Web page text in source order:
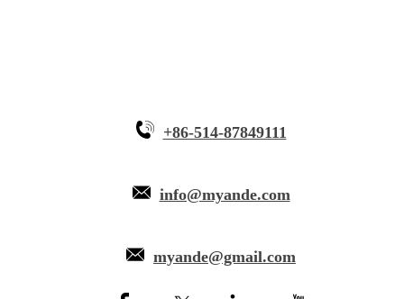
+86-514-87849111
info@myande.com
myande@gmail.com